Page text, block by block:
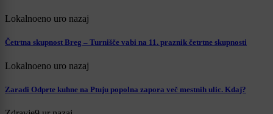
Lokalnoeno uro nazaj
Četrtna skupnost Breg – Turnišče vabi na 11. praznik četrtne skupnosti
Lokalnoeno uro nazaj
Zaradi Odprte kuhne na Ptuju popolna zapora več mestnih ulic. Kdaj?